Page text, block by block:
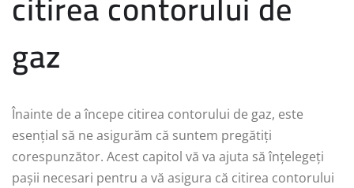
gaz
Înainte de a începe citirea contorului de gaz, este
esențial să ne asigurăm că suntem pregătiți
corespunzător. Acest capitol vă va ajuta să înțelegeți
pașii necesari pentru a vă asigura că citirea contorului